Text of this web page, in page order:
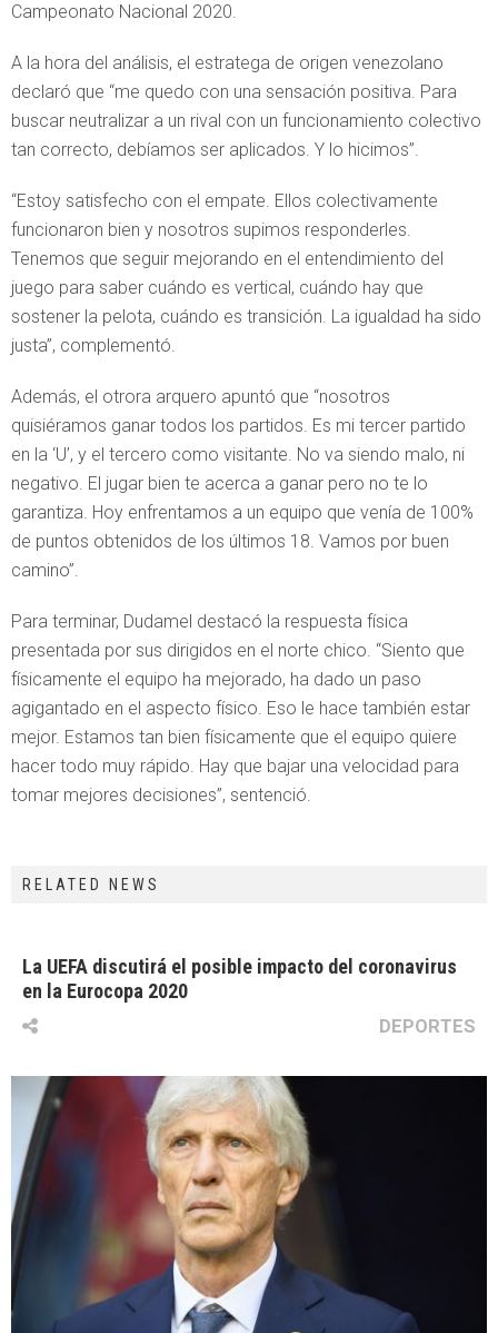
Campeonato Nacional 2020.
A la hora del análisis, el estratega de origen venezolano
declaró que “me quedo con una sensación positiva. Para
buscar neutralizar a un rival con un funcionamiento colectivo
tan correcto, debíamos ser aplicados. Y lo hicimos”.
“Estoy satisfecho con el empate. Ellos colectivamente
funcionaron bien y nosotros supimos responderles.
Tenemos que seguir mejorando en el entendimiento del
juego para saber cuándo es vertical, cuándo hay que
sostener la pelota, cuándo es transición. La igualdad ha sido
justa”, complementó.
Además, el otrora arquero apuntó que “nosotros
quisiéramos ganar todos los partidos. Es mi tercer partido
en la ‘U’, y el tercero como visitante. No va siendo malo, ni
negativo. El jugar bien te acerca a ganar pero no te lo
garantiza. Hoy enfrentamos a un equipo que venía de 100%
de puntos obtenidos de los últimos 18. Vamos por buen
camino”.
Para terminar, Dudamel destacó la respuesta física
presentada por sus dirigidos en el norte chico. “Siento que
físicamente el equipo ha mejorado, ha dado un paso
agigantado en el aspecto físico. Eso le hace también estar
mejor. Estamos tan bien físicamente que el equipo quiere
hacer todo muy rápido. Hay que bajar una velocidad para
tomar mejores decisiones”, sentenció.
RELATED NEWS
La UEFA discutirá el posible impacto del coronavirus
en la Eurocopa 2020
DEPORTES